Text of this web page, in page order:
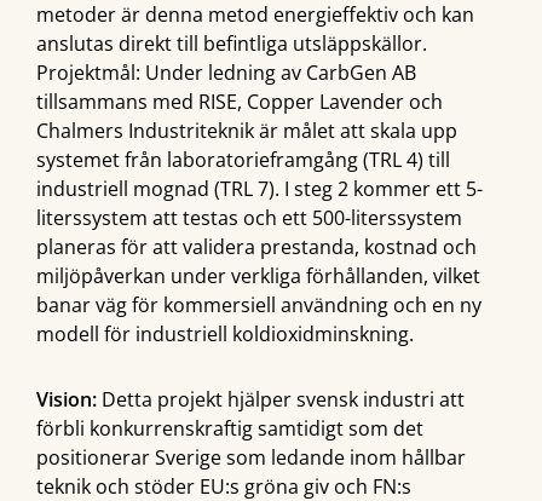
metoder är denna metod energieffektiv och kan
anslutas direkt till befintliga utsläppskällor.
Projektmål: Under ledning av CarbGen AB
tillsammans med RISE, Copper Lavender och
Chalmers Industriteknik är målet att skala upp
systemet från laboratorieframgång (TRL 4) till
industriell mognad (TRL 7). I steg 2 kommer ett 5-
literssystem att testas och ett 500-literssystem
planeras för att validera prestanda, kostnad och
miljöpåverkan under verkliga förhållanden, vilket
banar väg för kommersiell användning och en ny
modell för industriell koldioxidminskning.
Vision: Detta projekt hjälper svensk industri att
förbli konkurrenskraftig samtidigt som det
positionerar Sverige som ledande inom hållbar
teknik och stöder EU:s gröna giv och FN:s